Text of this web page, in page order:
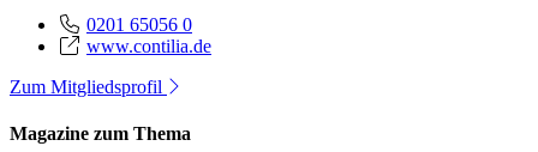
0201 65056 0
www.contilia.de
Zum Mitgliedsprofil
Magazine zum Thema